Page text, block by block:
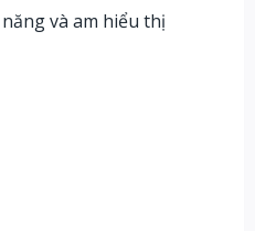
và am hiểu thị